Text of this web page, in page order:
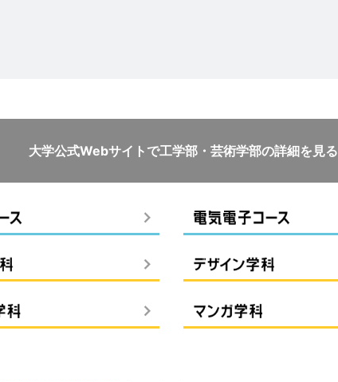
大学公式Webサイトで工学部・芸術学部の詳細を見る